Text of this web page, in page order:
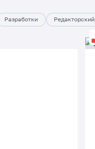
Разработки Редакторский